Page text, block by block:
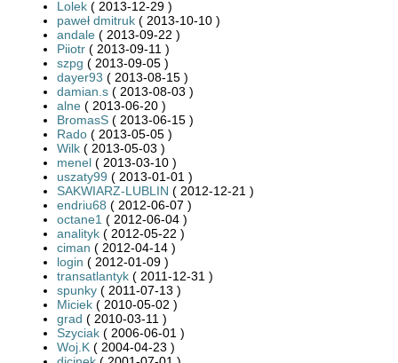
Lolek ( 2013-12-29 )
paweł dmitruk ( 2013-10-10 )
andale ( 2013-09-22 )
Piiotr ( 2013-09-11 )
szpg ( 2013-09-05 )
dayer93 ( 2013-08-15 )
damian.s ( 2013-08-03 )
alne ( 2013-06-20 )
BromasS ( 2013-06-15 )
Rado ( 2013-05-05 )
Wilk ( 2013-05-03 )
menel ( 2013-03-10 )
uszaty99 ( 2013-01-01 )
SAKWIARZ-LUBLIN ( 2012-12-21 )
endriu68 ( 2012-06-07 )
octane1 ( 2012-06-04 )
analityk ( 2012-05-22 )
ciman ( 2012-04-14 )
login ( 2012-01-09 )
transatlantyk ( 2011-12-31 )
spunky ( 2011-07-13 )
Miciek ( 2010-05-02 )
grad ( 2010-03-11 )
Szyciak ( 2006-06-01 )
Woj.K ( 2004-04-23 )